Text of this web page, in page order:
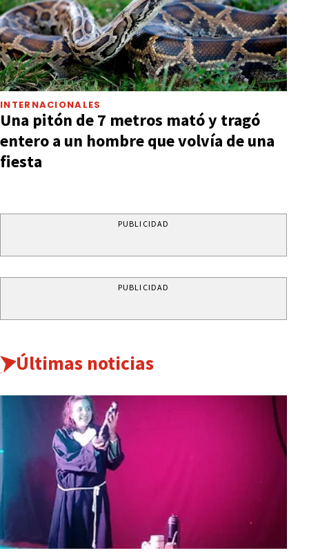
INTERNACIONALES
Una pitón de 7 metros mató y tragó
entero a un hombre que volvía de una
fiesta
PUBLICIDAD
PUBLICIDAD
Últimas noticias